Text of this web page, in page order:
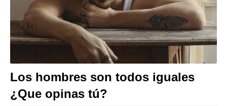
Los hombres son todos iguales
¿Que opinas tú?